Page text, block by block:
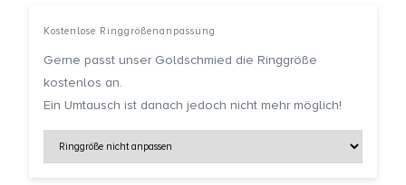
Kostenlose Ringgrößenanpassung
Gerne passt unser Goldschmied die Ringgröße
kostenlos an.
Ein Umtausch ist danach jedoch nicht mehr möglich!